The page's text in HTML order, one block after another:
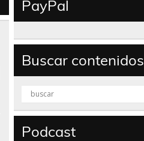
PayPal
Buscar contenidos
Podcast